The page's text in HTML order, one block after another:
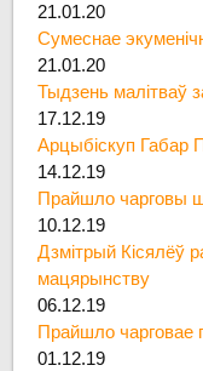
21.01.20
Сумеснае
21.01.20
Тыдзень малітваў
17.12.19
Арцыбіскуп Габар
14.12.19
Прайшло чарговы
10.12.19
Дзмітрый Кісялёў
мацярынству
06.12.19
Прайшло чарговае
01.12.19